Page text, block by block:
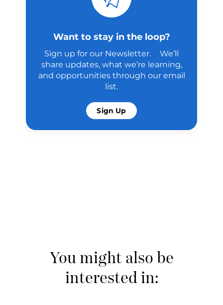
Want to stay in the loop?
Sign up for our Newsletter. We’ll
share updates, what we’re learning,
and opportunities through our email
list.
Sign Up
You might also be
interested in: